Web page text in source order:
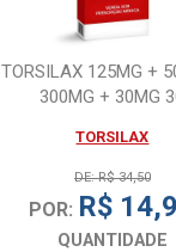
TORSILAX 125MG +
300MG + 30MG
TORSILAX
DE: R$ 34,50
POR: R$
QUANTIDADE